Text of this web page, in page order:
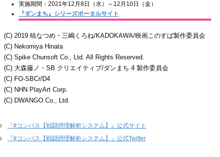
実施期間：2021年12月8日（水）～12月10日（金）
『ダンまち』シリーズポータルサイト
(C) 2019 暁なつめ・三嶋くろね/KADOKAWA/映画このすば製作委員会
(C) Nekomiya Hinata
(C) Spike Chunsoft Co., Ltd. All Rights Reserved.
(C) 大森藤ノ・SB クリエイティブ/ダンまち 4 製作委員会
(C) FO-SBCr/D4
(C) NHN PlayArt Corp.
(C) DWANGO Co., Ltd.
『#コンパス【戦闘摂理解析システム】』公式サイト
『#コンパス【戦闘摂理解析システム】』公式Twitter